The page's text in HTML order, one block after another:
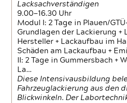
Lacksachverständigen
9.00—16.30 Uhr
Modul I: 2 Tage in Plauen/
Grundlagen der Lackierung +
Hersteller + Lackaufbau im
Schäden am Lackaufbau +
II: 2 Tage in Gummersbach +
La…
Diese Intensivausbildung
Fahrzeuglackierung aus den
Blickwinkeln. Der